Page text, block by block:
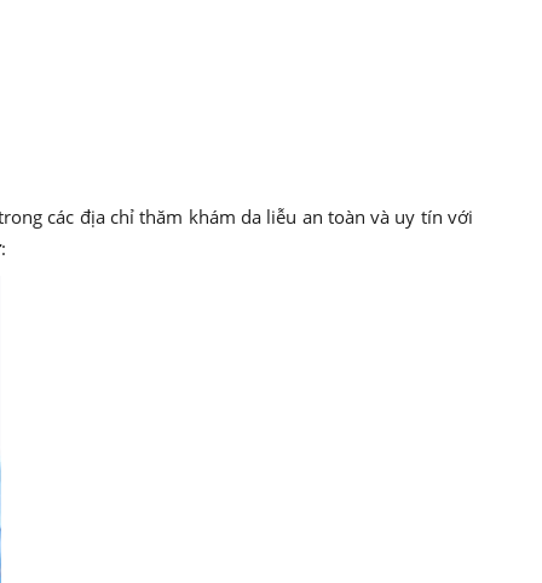
các địa chỉ thăm khám da liễu an toàn và uy tín với